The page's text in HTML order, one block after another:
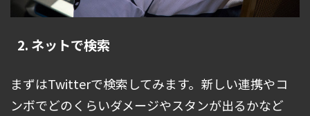
2. ネットで検索
まずはTwitterで検索してみます。新しい連携やコ
ンボでどのくらいダメージやスタンが出るかなど